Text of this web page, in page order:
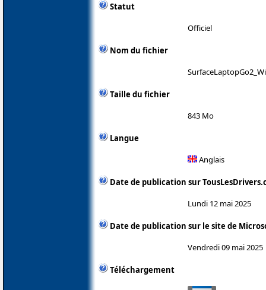
Statut
Officiel
Nom du fichier
Taille du fichier
843 Mo
Langue
Anglais
Date de publication sur
Lundi 12 mai 2025
Date de publication sur le site de
Vendredi 09 mai 2025
Téléchargement